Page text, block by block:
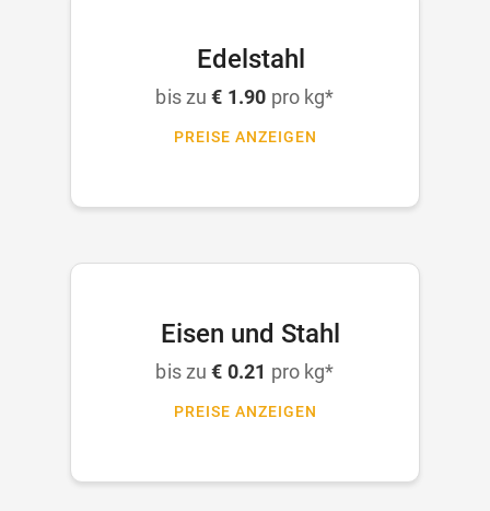
Edelstahl
bis zu€ 1.90 pro kg*
PREISE ANZEIGEN
Eisen und Stahl
bis zu€ 0.21 pro kg*
PREISE ANZEIGEN